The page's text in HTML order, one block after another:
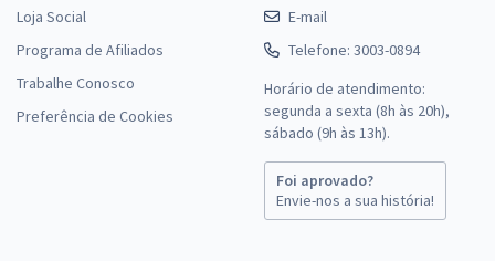
Loja Social
Programa de Afiliados
Trabalhe Conosco
Preferência de Cookies
E-mail
Telefone: 3003-0894
Horário de atendimento:
segunda a sexta (8h às 20h),
sábado (9h às 13h).
Foi aprovado?
Envie-nos a sua história!